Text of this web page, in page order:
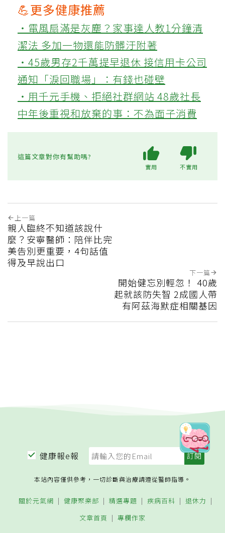
💪更多健康推薦
‧電風扇滿是灰塵？家事達人教1分鐘清
潔法 多加一物還能防髒汙附著
‧45歲男存2千萬提早退休 接信用卡公司
通知「淚回職場」：有錢也碰壁
‧用千元手機、拒絕社群網站 48歲社長
中年後重視和放棄的事：不為面子消費
這篇文章對你有幫助嗎?
實用 不實用
上一篇
親人臨終不知道該說什
麼？安寧醫師：陪伴比完
美告別更重要，4句話值
得及早說出口
下一篇
開始健忘別輕忽！ 40歲
起就該防失智 2成國人帶
有阿茲海默症相關基因
健康報e報
本站內容僅供參考，一切診斷與治療請遵從醫師指導。
關於元氣網 健康聚樂部 精選專題 疾病百科
退休力
文章首頁
專欄作家